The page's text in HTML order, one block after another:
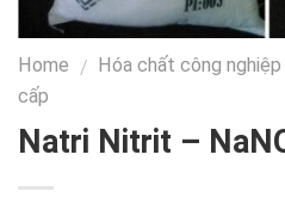
Home / Hóa chất công nghiệp
cấp
Natri Nitrit –